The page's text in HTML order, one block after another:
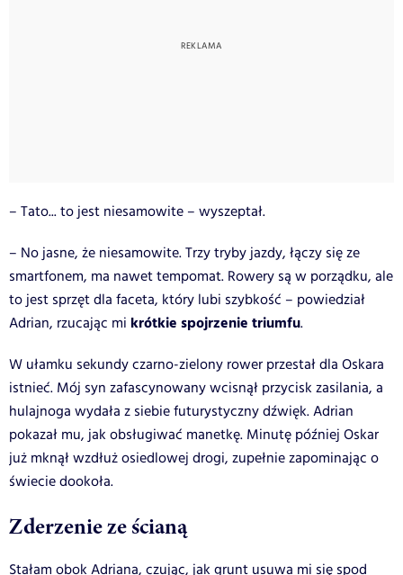
– Tato... to jest niesamowite – wyszeptał.
– No jasne, że niesamowite. Trzy tryby jazdy, łączy się ze
smartfonem, ma nawet tempomat. Rowery są w porządku, ale
to jest sprzęt dla faceta, który lubi szybkość – powiedział
Adrian, rzucając mi krótkie spojrzenie triumfu.
W ułamku sekundy czarno-zielony rower przestał dla Oskara
istnieć. Mój syn zafascynowany wcisnął przycisk zasilania, a
hulajnoga wydała z siebie futurystyczny dźwięk. Adrian
pokazał mu, jak obsługiwać manetkę. Minutę później Oskar
już mknął wzdłuż osiedlowej drogi, zupełnie zapominając o
świecie dookoła.
Zderzenie ze ścianą
Stałam obok Adriana, czując, jak grunt usuwa mi się spod